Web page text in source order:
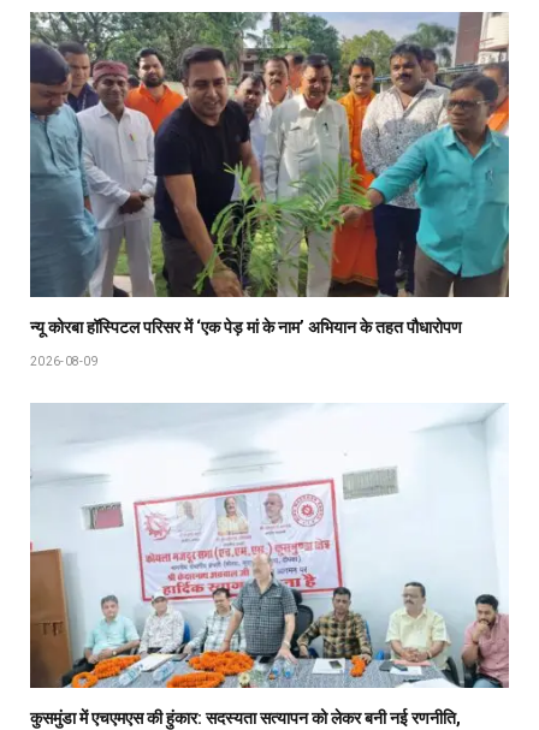
न्यू कोरबा हॉस्पिटल परिसर में ‘एक पेड़ मां के नाम’ अभियान के तहत पौधारोपण
2026-08-09
कुसमुंडा में एचएमएस की हुंकार: सदस्यता सत्यापन को लेकर बनी नई रणनीति,